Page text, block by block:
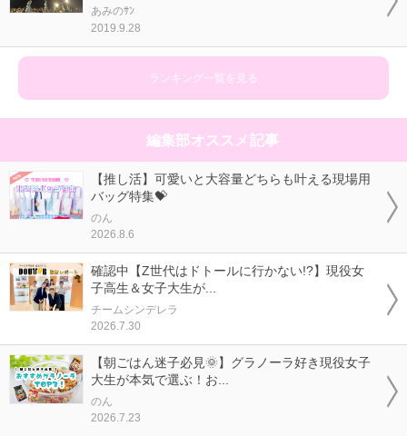
あみのｻﾝ
2019.9.28
ランキング一覧を見る
編集部オススメ記事
【推し活】可愛いと大容量どちらも叶える現場用
バッグ特集💝
のん
2026.8.6
確認中【Z世代はドトールに行かない!?】現役女
子高生＆女子大生が...
チームシンデレラ
2026.7.30
【朝ごはん迷子必見🌞】グラノーラ好き現役女子
大生が本気で選ぶ！お...
のん
2026.7.23